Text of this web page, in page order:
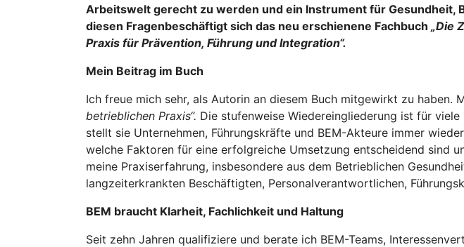
Arbeitswelt gerecht zu werden und ein Instrument für
diesen Fragenbeschäftigt sich das neu erschienene Fachbuch „Die
Praxis für Prävention, Führung und Integration“.
Mein Beitrag im Buch
Ich freue mich sehr, als Autorin an diesem Buch mitgewirkt zu haben.
betrieblichen Praxis“. Die stufenweise Wiedereingliederung ist für
stellt sie Unternehmen, Führungskräfte und BEM-Akteure immer
welche Faktoren für eine erfolgreiche Umsetzung entscheidend sind
meine Praxiserfahrung, insbesondere aus dem Betrieblichen
langzeiterkrankten Beschäftigten, Personalverantwortlichen,
BEM braucht Klarheit, Fachlichkeit und Haltung
Seit zehn Jahren qualifiziere und berate ich BEM-Teams,